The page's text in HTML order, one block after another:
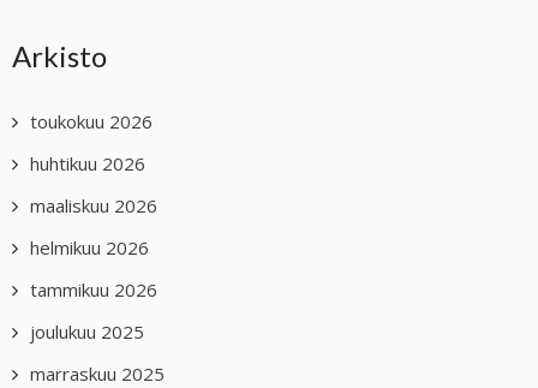
Arkisto
toukokuu 2026
huhtikuu 2026
maaliskuu 2026
helmikuu 2026
tammikuu 2026
joulukuu 2025
marraskuu 2025